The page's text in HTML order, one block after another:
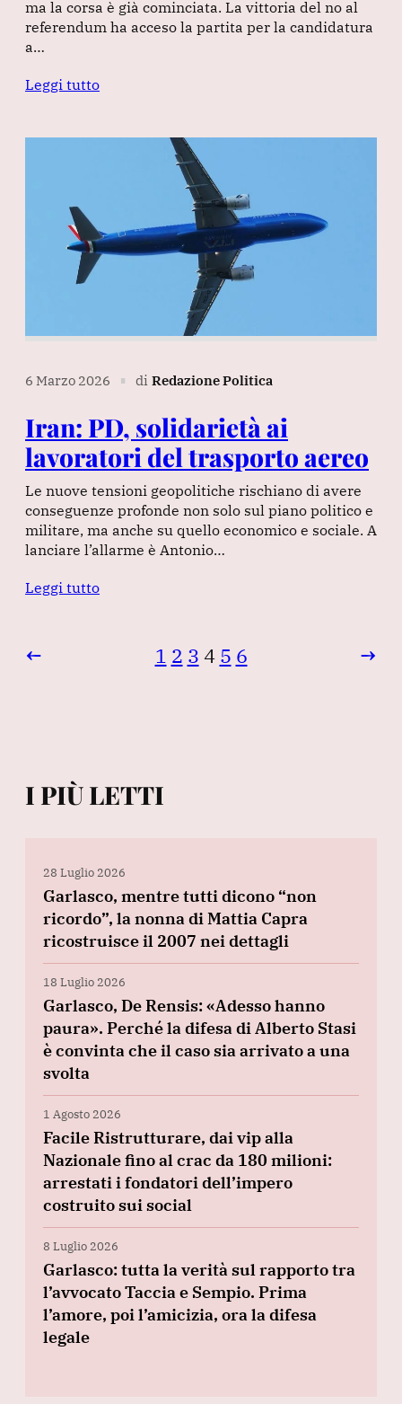
ma la corsa è già cominciata. La vittoria del no al
referendum ha acceso la partita per la candidatura
a…
Leggi tutto
6 Marzo 2026 ∎ di Redazione Politica
Iran: PD, solidarietà ai
lavoratori del trasporto aereo
Le nuove tensioni geopolitiche rischiano di avere
conseguenze profonde non solo sul piano politico e
militare, ma anche su quello economico e sociale. A
lanciare l’allarme è Antonio…
Leggi tutto
← 1 2 3 4 5 6 →
I PIÙ LETTI
28 Luglio 2026
Garlasco, mentre tutti dicono “non
ricordo”, la nonna di Mattia Capra
ricostruisce il 2007 nei dettagli
18 Luglio 2026
Garlasco, De Rensis: «Adesso hanno
paura». Perché la difesa di Alberto Stasi
è convinta che il caso sia arrivato a una
svolta
1 Agosto 2026
Facile Ristrutturare, dai vip alla
Nazionale fino al crac da 180 milioni:
arrestati i fondatori dell’impero
costruito sui social
8 Luglio 2026
Garlasco: tutta la verità sul rapporto tra
l’avvocato Taccia e Sempio. Prima
l’amore, poi l’amicizia, ora la difesa
legale